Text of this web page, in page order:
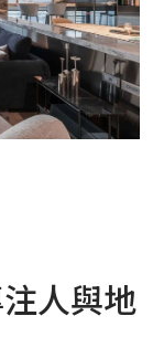
人與地